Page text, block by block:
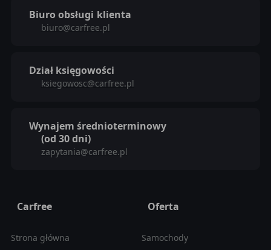
Biuro obsługi klienta
biuro@carfree.pl
Dział księgowości
ksiegowosc@carfree.pl
Wynajem średnioterminowy
(od 30 dni)
zapytania@carfree.pl
Carfree
Strona główna
Oferta
Samochody